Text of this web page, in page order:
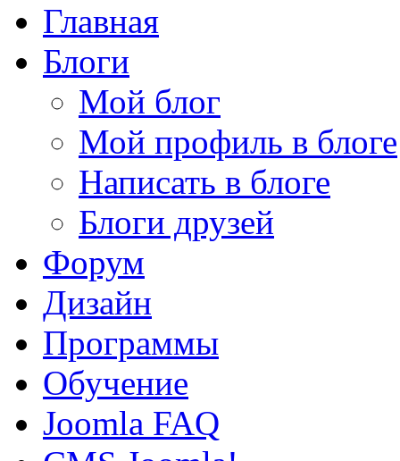
Главная
Блоги
Мой блог
Мой профиль в блоге
Написать в блоге
Блоги друзей
Форум
Дизайн
Программы
Обучение
Joomla FAQ